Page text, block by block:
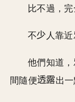
比不過，完
不 人靠
他們知道
間隨便
出